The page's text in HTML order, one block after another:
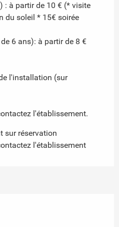
: à partir de 10 € (* visite
du soleil * 15€ soirée
6 ans): à partir de 8 €
l'installation (sur
l'établissement.
sur réservation
l'établissement